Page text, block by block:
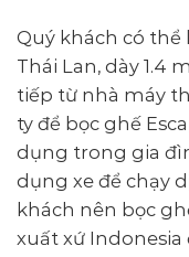
Quý khách có thể
Thái Lan, dày 1.4
tiếp từ nhà máy
ty để bọc ghế
dụng trong gia
dụng xe để chạy
khách nên bọc
xuất xứ